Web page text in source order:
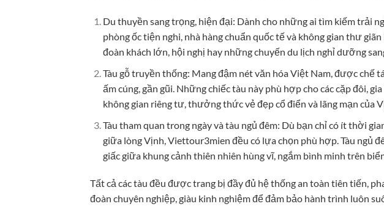
Du thuyền sang trọng, hiện đại: Dành cho những ai tìm kiếm trải
phòng ốc tiện nghi, nhà hàng chuẩn quốc tế và không gian thư
đoàn khách lớn, hội nghị hay những chuyến du lịch nghỉ dưỡng
Tàu gỗ truyền thống: Mang đậm nét văn hóa Việt Nam, được chế
ấm cúng, gần gũi. Những chiếc tàu này phù hợp cho các cặp đôi,
không gian riêng tư, thưởng thức vẻ đẹp cổ điển và lãng mạn của
Tàu tham quan trong ngày và tàu ngủ đêm: Dù bạn chỉ có ít thời
giữa lòng Vịnh, Viettour3mien đều có lựa chọn phù hợp. Tàu ngủ
giấc giữa khung cảnh thiên nhiên hùng vĩ, ngắm bình minh trên
Tất cả các tàu đều được trang bị đầy đủ hệ thống an toàn tiên tiến,
đoàn chuyên nghiệp, giàu kinh nghiệm để đảm bảo hành trình luôn